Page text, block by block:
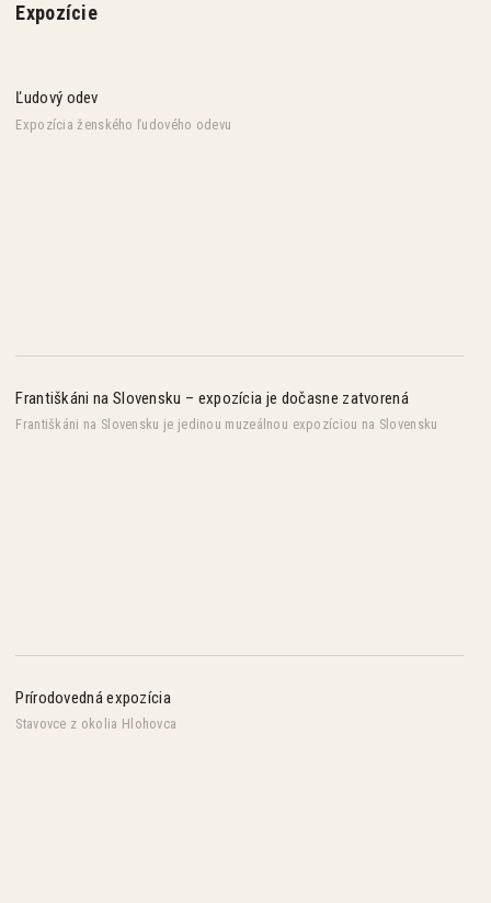
Expozície
Ľudový odev
Expozícia ženského ľudového odevu
Františkáni na Slovensku – expozícia je dočasne zatvorená
Františkáni na Slovensku je jedinou muzeálnou expozíciou na Slovensku
Prírodovedná expozícia
Stavovce z okolia Hlohovca